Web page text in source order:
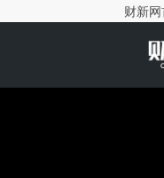
财新